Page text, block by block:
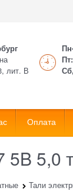
лит. В
Пт:
Оплата
5B 5,0
Тали